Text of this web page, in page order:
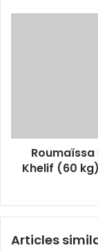
kg)
compostent
leur
Paris
Khelif (60
Articles